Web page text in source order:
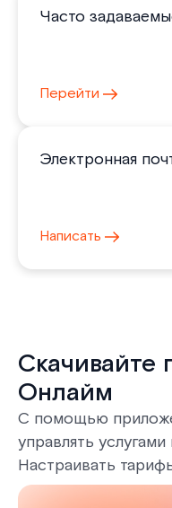
Часто
Перейти
Электронная
Написать
Скачивайте
Онлайм
С помощью
управлять
Настраивать